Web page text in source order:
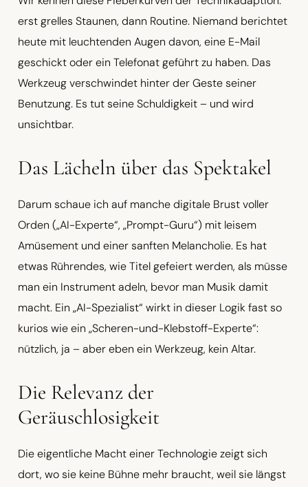
erst grelles Staunen, dann Routine. Niemand berichtet
heute mit leuchtenden Augen davon, eine E-Mail
geschickt oder ein Telefonat geführt zu haben. Das
Werkzeug verschwindet hinter der Geste seiner
Benutzung. Es tut seine Schuldigkeit – und wird
unsichtbar.
Das Lächeln über das Spektakel
Darum schaue ich auf manche digitale Brust voller
Orden („AI-Experte“, „Prompt-Guru“) mit leisem
Amüsement und einer sanften Melancholie. Es hat
etwas Rührendes, wie Titel gefeiert werden, als müsse
man ein Instrument adeln, bevor man Musik damit
macht. Ein „AI-Spezialist“ wirkt in dieser Logik fast so
kurios wie ein „Scheren-und-Klebstoff-Experte“:
nützlich, ja – aber eben ein Werkzeug, kein Altar.
Die Relevanz der
Geräuschlosigkeit
Die eigentliche Macht einer Technologie zeigt sich
dort, wo sie keine Bühne mehr braucht, weil sie längst